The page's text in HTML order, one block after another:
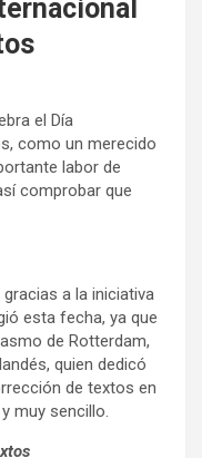
el Día
como un merecido
labor de
comprobar que
a la iniciativa
esta fecha, ya que
de Rotterdam,
quien dedicó
de textos en
muy sencillo.